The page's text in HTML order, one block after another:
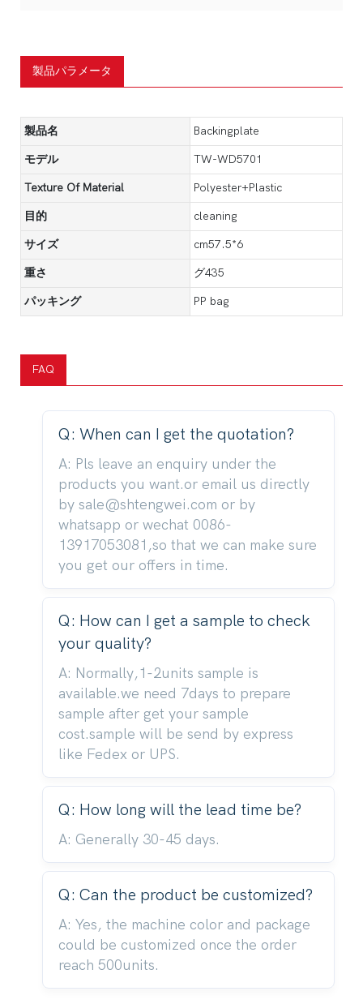
製品パラメータ
製品名 Backingplate
モデル TW-WD5701
Texture Of Material Polyester+Plastic
目的 cleaning
サイズ cm57.5*6
重さ グ435
パッキング PP bag
FAQ
Q: When can I get the quotation?
A: Pls leave an enquiry under the
products you want.or email us directly
by sale@shtengwei.com or by
whatsapp or wechat 0086-
13917053081,so that we can make sure
you get our offers in time.
Q: How can I get a sample to check
your quality?
A: Normally,1-2units sample is
available.we need 7days to prepare
sample after get your sample
cost.sample will be send by express
like Fedex or UPS.
Q: How long will the lead time be?
A: Generally 30-45 days.
Q: Can the product be customized?
A: Yes, the machine color and package
could be customized once the order
reach 500units.